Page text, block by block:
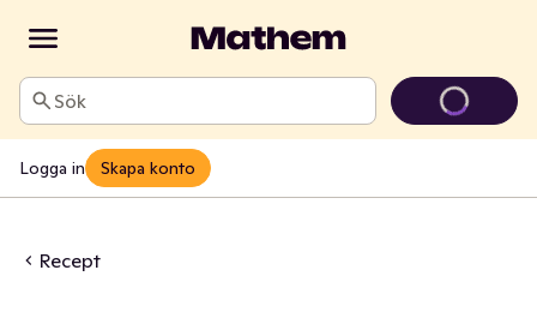
Sök
Logga in Skapa konto
Recept